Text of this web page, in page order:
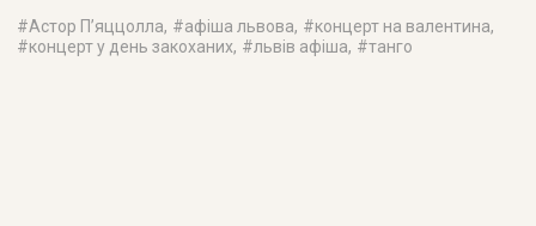
#Астор П’яццолла, #афіша львова, #концерт на валентина,
#концерт у день закоханих, #львів афіша, #танго